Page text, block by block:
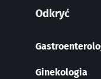
Odkryć
Ginekologia